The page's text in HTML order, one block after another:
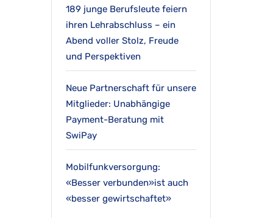
189 junge Berufsleute feiern
ihren Lehrabschluss – ein
Abend voller Stolz, Freude
und Perspektiven
Neue Partnerschaft für unsere
Mitglieder: Unabhängige
Payment-Beratung mit
SwiPay
Mobilfunkversorgung:
«Besser verbunden»ist auch
«besser gewirtschaftet»